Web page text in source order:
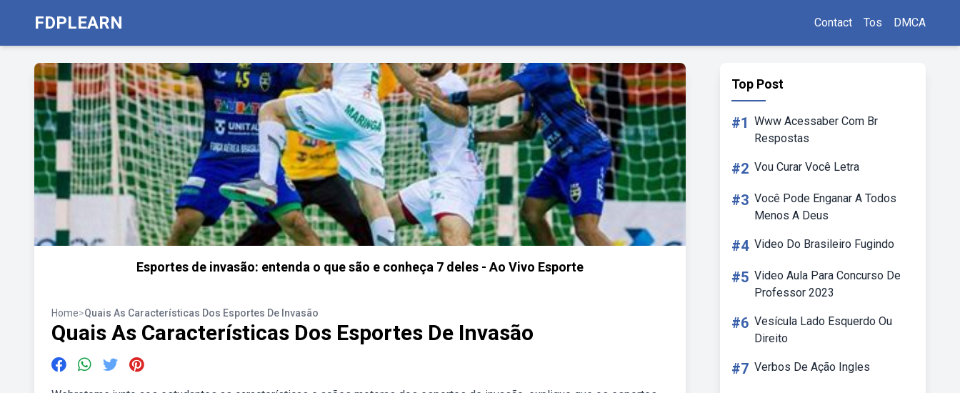
FDPLEARN Contact Tos DMCA
Esportes de invasão: entenda o que são e conheça 7 deles - Ao Vivo Esporte
Home>Quais As Características Dos Esportes De Invasão
Quais As Características Dos Esportes De Invasão
Top Post
#1 Www Acessaber Com Br
Respostas
#2 Vou Curar Você Letra
#3 Você Pode Enganar A Todos
Menos A Deus
#4 Video Do Brasileiro Fugindo
#5 Video Aula Para Concurso De
Professor 2023
#6 Vesícula Lado Esquerdo Ou
Direito
#7 Verbos De Ação Ingles